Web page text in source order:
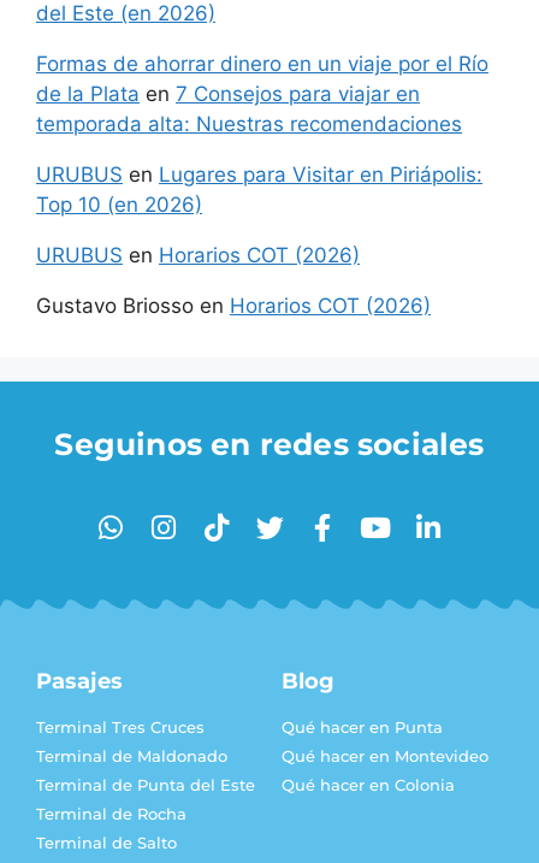
del Este (en 2026)
Formas de ahorrar dinero en un viaje por el Río
de la Plata en 7 Consejos para viajar en
temporada alta: Nuestras recomendaciones
URUBUS en Lugares para Visitar en Piriápolis:
Top 10 (en 2026)
URUBUS en Horarios COT (2026)
Gustavo Briosso en Horarios COT (2026)
Seguinos en redes sociales
Pasajes
Terminal Tres Cruces
Terminal de Maldonado
Terminal de Punta del Este
Terminal de Rocha
Terminal de Salto
Blog
Qué hacer en Punta
Qué hacer en Montevideo
Qué hacer en Colonia